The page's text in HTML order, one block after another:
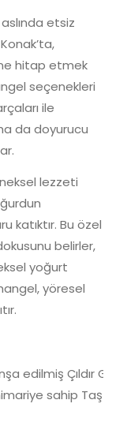
etsiz
hitap etmek
seçenekleri
ile
da doyurucu
lezzeti
katıktır. Bu özel
belirler,
yoğurt
yöresel
sahip Taş